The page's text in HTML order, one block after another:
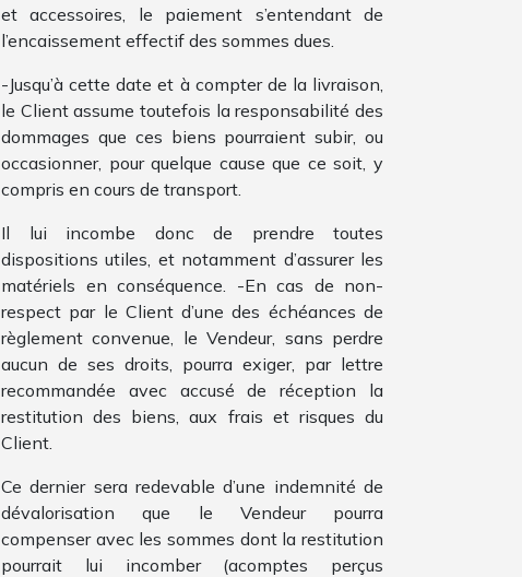
et accessoires, le paiement s’entendant de
l’encaissement effectif des sommes dues.
-Jusqu’à cette date et à compter de la livraison,
le Client assume toutefois la responsabilité des
dommages que ces biens pourraient subir, ou
occasionner, pour quelque cause que ce soit, y
compris en cours de transport.
Il lui incombe donc de prendre toutes
dispositions utiles, et notamment d’assurer les
matériels en conséquence. -En cas de non-
respect par le Client d’une des échéances de
règlement convenue, le Vendeur, sans perdre
aucun de ses droits, pourra exiger, par lettre
recommandée avec accusé de réception la
restitution des biens, aux frais et risques du
Client.
Ce dernier sera redevable d’une indemnité de
dévalorisation que le Vendeur pourra
compenser avec les sommes dont la restitution
pourrait lui incomber (acomptes perçus